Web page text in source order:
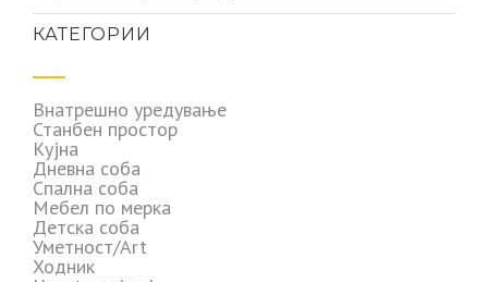
КАТЕГОРИИ
Внатрешно уредување
Станбен простор
Кујна
Дневна соба
Спална соба
Мебел по мерка
Детска соба
Уметност/Art
Ходник